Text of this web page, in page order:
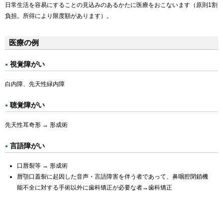
日常生活を容易にすることの見込みのあるかたに医療をおこないます（原則1割
負担。所得により限度額があります）。
医療の例
視覚障がい
白内障、先天性緑内障
聴覚障がい
先天性耳奇形 → 形成術
言語障がい
口唇裂等 → 形成術
唇顎口蓋裂に起因した音声・言語障害を伴う者であって、鼻咽腔閉鎖機
能不全に対する手術以外に歯科矯正が必要な者→歯科矯正